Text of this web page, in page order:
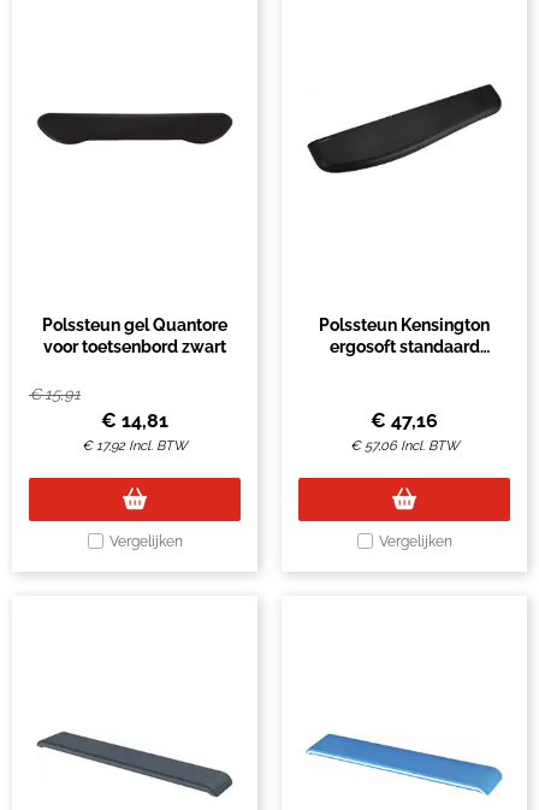
Polssteun gel Quantore
voor toetsenbord zwart
€15,91
€ 14,81
€17,92 Incl. BTW
Vergelijken
Polssteun Kensington
ergosoft standaard
€ 47,16
€ 57,06 Incl. BTW
Vergelijken